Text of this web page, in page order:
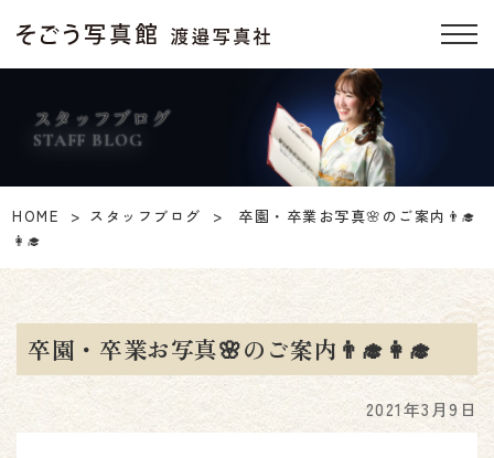
スタッフブログ
STAFF BLOG
HOME スタッフブログ
卒園・卒業お写真🌸のご案内👨‍🎓
👩‍🎓
卒園・卒業お写真🌸のご案内👨‍🎓👩‍🎓
2021年3月9日